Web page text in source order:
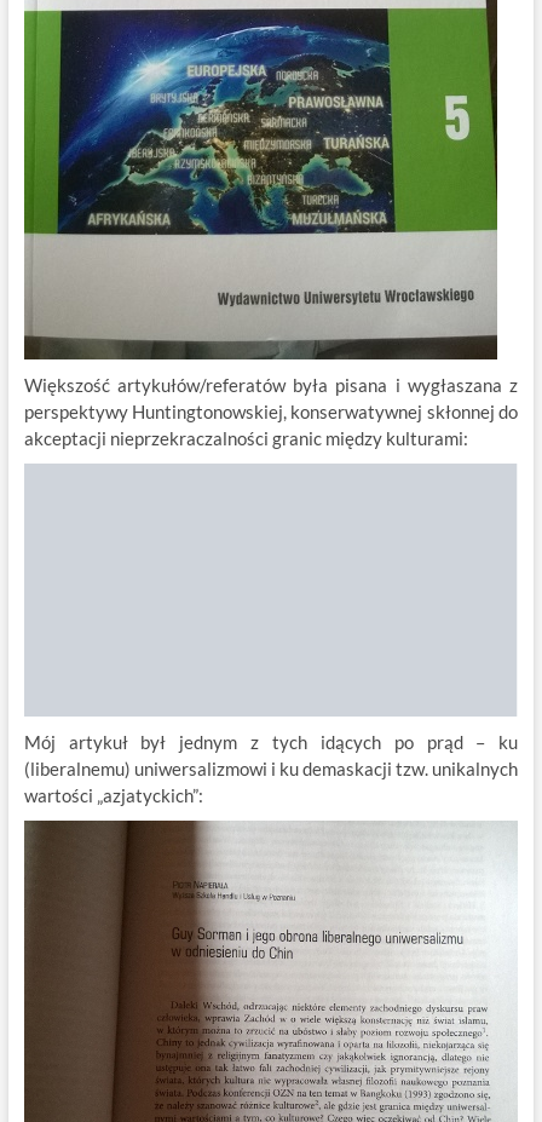
Większość artykułów/referatów była pisana i wygłaszana z
perspektywy Huntingtonowskiej, konserwatywnej skłonnej do
akceptacji nieprzekraczalności granic między kulturami:
Mój artykuł był jednym z tych idących po prąd – ku
(liberalnemu) uniwersalizmowi i ku demaskacji tzw. unikalnych
wartości „azjatyckich”: